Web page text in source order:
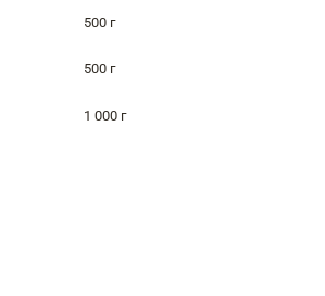
500 г
500 г
1 000 г